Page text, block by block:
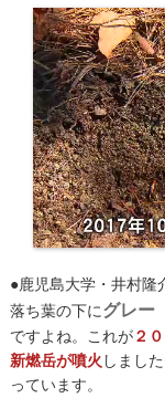
●鹿児島大学・井村隆
落ち葉の下にグレー
ですよね。これが２
新燃岳が噴火 しまし
っています。